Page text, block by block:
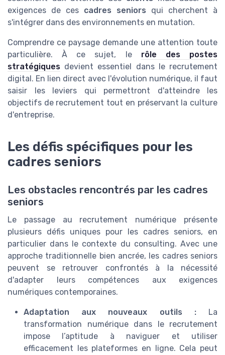
exigences de ces cadres seniors qui cherchent à
s'intégrer dans des environnements en mutation.
Comprendre ce paysage demande une attention toute
particulière. À ce sujet, le rôle des postes
stratégiques devient essentiel dans le recrutement
digital. En lien direct avec l'évolution numérique, il faut
saisir les leviers qui permettront d'atteindre les
objectifs de recrutement tout en préservant la culture
d'entreprise.
Les défis spécifiques pour les
cadres seniors
Les obstacles rencontrés par les cadres
seniors
Le passage au recrutement numérique présente
plusieurs défis uniques pour les cadres seniors, en
particulier dans le contexte du consulting. Avec une
approche traditionnelle bien ancrée, les cadres seniors
peuvent se retrouver confrontés à la nécessité
d'adapter leurs compétences aux exigences
numériques contemporaines.
Adaptation aux nouveaux outils :
La
transformation numérique dans le recrutement
impose l’aptitude à naviguer et utiliser
efficacement les plateformes en ligne. Cela peut